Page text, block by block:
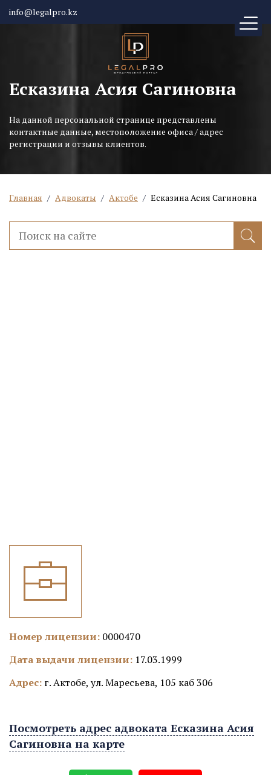
info@legalpro.kz
Есказина Асия Сагиновна
На данной персональной странице представлены
контактные данные, местоположение офиса / адрес
регистрации и отзывы клиентов.
Главная / Адвокаты / Актобе / Есказина Асия Сагиновна
Номер лицензии: 0000470
Дата выдачи лицензии: 17.03.1999
Адрес: г. Актобе, ул. Маресьева, 105 каб 306
Посмотреть адрес адвоката Есказина Асия
Сагиновна на карте